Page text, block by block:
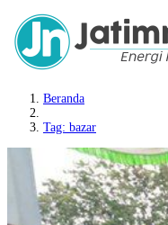
Beranda
Tag: bazar